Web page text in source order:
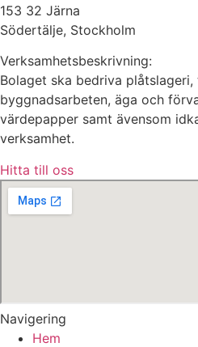
153 32 Järna
Södertälje, Stockholm
Verksamhetsbeskrivning:
Bolaget ska bedriva
byggnadsarbeten, äga och
värdepapper samt ävensom
verksamhet.
Hitta till oss
Navigering
Hem